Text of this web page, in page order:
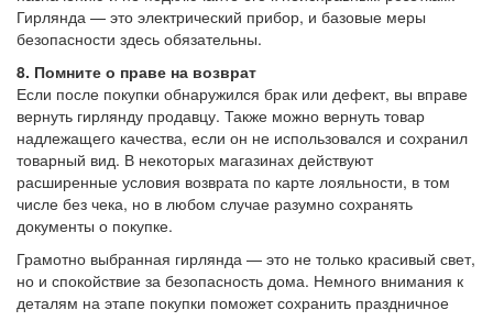
Гирлянда — это электрический прибор, и базовые меры
безопасности здесь обязательны.
8. Помните о праве на возврат
Если после покупки обнаружился брак или дефект, вы вправе
вернуть гирлянду продавцу. Также можно вернуть товар
надлежащего качества, если он не использовался и сохранил
товарный вид. В некоторых магазинах действуют
расширенные условия возврата по карте лояльности, в том
числе без чека, но в любом случае разумно сохранять
документы о покупке.
Грамотно выбранная гирлянда — это не только красивый свет,
но и спокойствие за безопасность дома. Немного внимания к
деталям на этапе покупки поможет сохранить праздничное